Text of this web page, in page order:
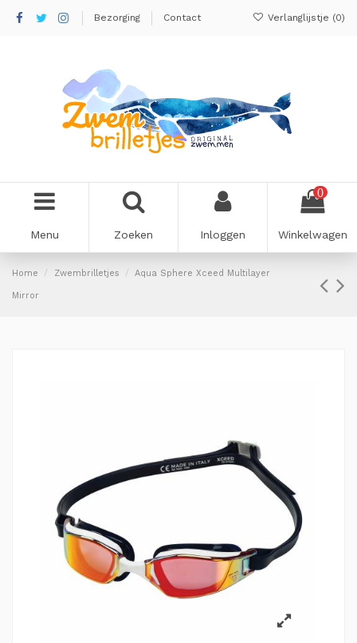
Bezorging Contact Verlanglijstje (0)
Menu Zoeken Inloggen
0
Winkelwagen
Home Zwembrilletjes Aqua Sphere Xceed Multilayer
Mirror